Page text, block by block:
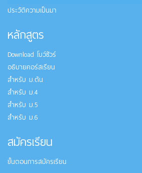
ประวัติความเป็นมา
หลักสูตร
Download โบว์ชัวร์
อธิบายคอร์สเรียน
สำหรับ ม.ต้น
สำหรับ ม.4
สำหรับ ม.5
สำหรับ ม.6
สมัครเรียน
ขั้นตอนการสมัครเรียน